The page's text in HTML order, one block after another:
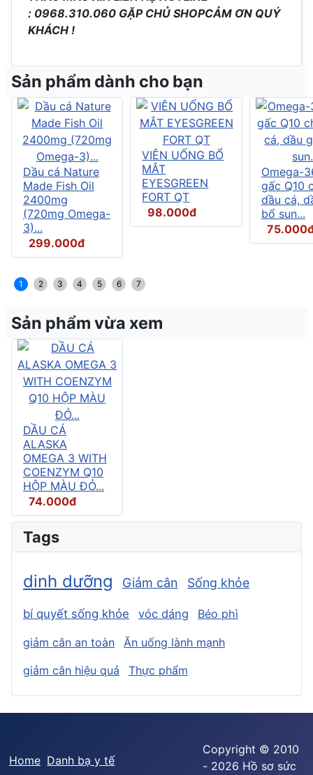
: 0968.310.060 GẶP CHỦ SHOPCẢM ƠN QUÝ
KHÁCH !
Sản phẩm dành cho bạn
Dầu cá Nature
Made Fish Oil
2400mg
(720mg Omega-
3)...
299.000đ
VIÊN UỐNG BỔ
MẮT
EYESGREEN
FORT QT
98.000đ
Omega-
gấc Q10
dầu cá,
bổ sun...
1 2 3 4 5 6 7
Sản phẩm vừa xem
DẦU CÁ
ALASKA
OMEGA 3 WITH
COENZYM Q10
HỘP MÀU ĐỎ...
74.000đ
Tags
dinh dưỡng Giảm cân Sống khỏe
bí quyết sống khỏe vóc dáng Béo phì
giảm cân an toàn
Ăn uống lành mạnh
giảm cân hiệu quả
Thực phẩm
Home Danh bạ y tế
Copyright © 2010
- 2026 Hồ sơ sức